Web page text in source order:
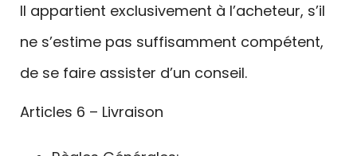
Il appartient exclusivement à l’acheteur, s’il
ne s’estime pas suffisamment compétent,
de se faire assister d’un conseil.
Articles 6 – Livraison